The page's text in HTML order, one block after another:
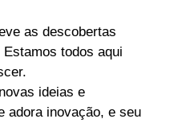
as descobertas
todos aqui
ideias e
adora inovação, e seu